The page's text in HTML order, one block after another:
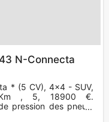
N-Connecta
* (5 CV), 4x4 - SUV,
Km , 5, 18900 €.
pression des pneus,